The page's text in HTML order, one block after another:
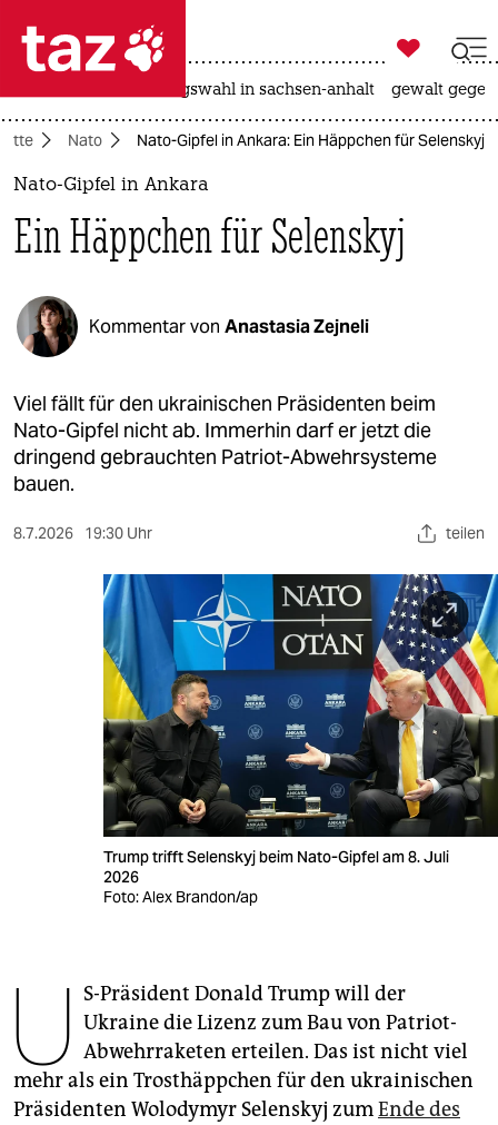
 taz zahl ich
taz zahl ich
themen
politik
öko
gesellschaft
kultur
sport
wahrheit
veranstaltungen
fragen & hilfe
unterstützen
epaper login

taz zahl ich
landtagswahl in sachsen-anhalt gewalt
Nato Nato-Gipfel in Ankara: Ein Häppchen für Selenskyj
Nato-Gipfel in Ankara
Ein Häppchen für Selenskyj
Kommentar von Anastasia Zejneli
Viel fällt für den ukrainischen Präsidenten beim
Nato-Gipfel nicht ab. Immerhin darf er jetzt die
dringend gebrauchten Patriot-Abwehrsysteme
bauen.
8.7.2026 19:30 Uhr teilen
Trump trifft Selenskyj beim Nato-Gipfel am 8. Juli
2026
Foto: Alex Brandon/ap
U S-Präsident Donald Trump will der
Ukraine die Lizenz zum Bau von Patriot-
Abwehrraketen erteilen. Das ist nicht viel
mehr als ein Trosthäppchen für den ukrainischen
Präsidenten Wolodymyr Selenskyj zumEnde des